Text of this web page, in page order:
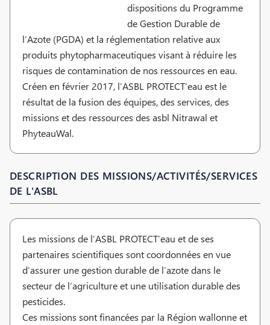
dispositions du Programme
de Gestion Durable de
l’Azote (PGDA) et la réglementation relative aux
produits phytopharmaceutiques visant à réduire les
risques de contamination de nos ressources en eau.
Créen en février 2017, l’ASBL PROTECT’eau est le
résultat de la fusion des équipes, des services, des
missions et des ressources des asbl Nitrawal et
PhyteauWal.
DESCRIPTION DES MISSIONS/ACTIVITÉS/SERVICES
DE L'ASBL
Les missions de l’ASBL PROTECT’eau et de ses
partenaires scientifiques sont coordonnées en vue
d’assurer une gestion durable de l’azote dans le
secteur de l’agriculture et une utilisation durable des
pesticides.
Ces missions sont financées par la Région wallonne et